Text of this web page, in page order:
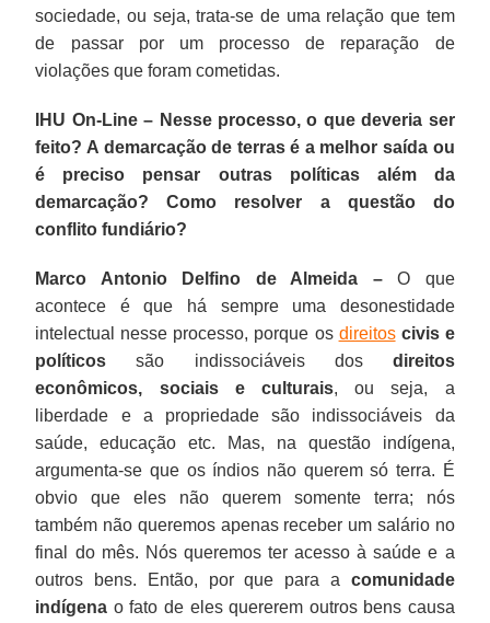
sociedade, ou seja, trata-se de uma relação que tem
de passar por um processo de reparação de
violações que foram cometidas.
IHU On-Line – Nesse processo, o que deveria ser
feito? A demarcação de terras é a melhor saída ou
é preciso pensar outras políticas além da
demarcação? Como resolver a questão do
conflito fundiário?
Marco Antonio Delfino de Almeida –O que
acontece é que há sempre uma desonestidade
intelectual nesse processo, porque os direitoscivis e
políticos são indissociáveis dos direitos
econômicos, sociais e culturais, ou seja, a
liberdade e a propriedade são indissociáveis da
saúde, educação etc. Mas, na questão indígena,
argumenta-se que os índios não querem só terra. É
obvio que eles não querem somente terra; nós
também não queremos apenas receber um salário no
final do mês. Nós queremos ter acesso à saúde e a
outros bens. Então, por que para a comunidade
indígena o fato de eles quererem outros bens causa